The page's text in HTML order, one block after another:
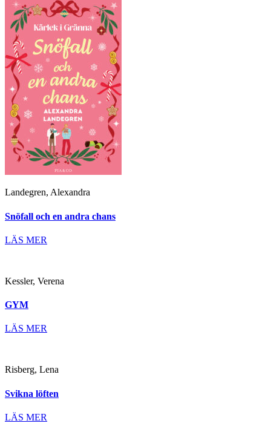
Landegren, Alexandra
Snöfall och en andra chans
LÄS MER
Kessler, Verena
GYM
LÄS MER
Risberg, Lena
Svikna löften
LÄS MER